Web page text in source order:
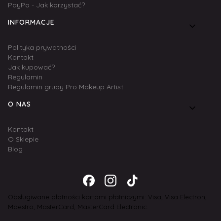
PayPo - Jak korzystać?
INFORMACJE
Polityka prywatności
Kontakt
Jak kupować?
Regulamin
Regulamin grupy Pro Makeup Artist
O NAS
Kontakt
O Sklepie
Blog
Obsługiwane płatności kartami płatniczymi: Visa, Visa Electron,
Maestro, MasterCard, MasterCard Electronic.